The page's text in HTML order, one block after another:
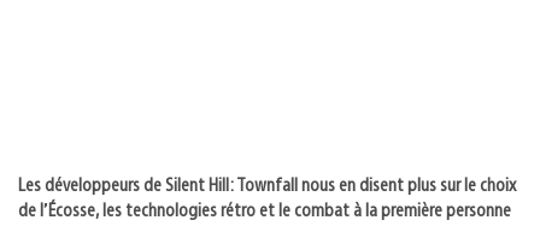
Les développeurs de Silent Hill: Townfall nous en disent plus sur le choix
de l’Écosse, les technologies rétro et le combat à la première personne